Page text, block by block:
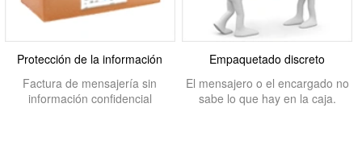
Protección de la información
Factura de mensajería sin
información confidencial
Empaquetado discreto
El mensajero o el encargado no
sabe lo que hay en la caja.